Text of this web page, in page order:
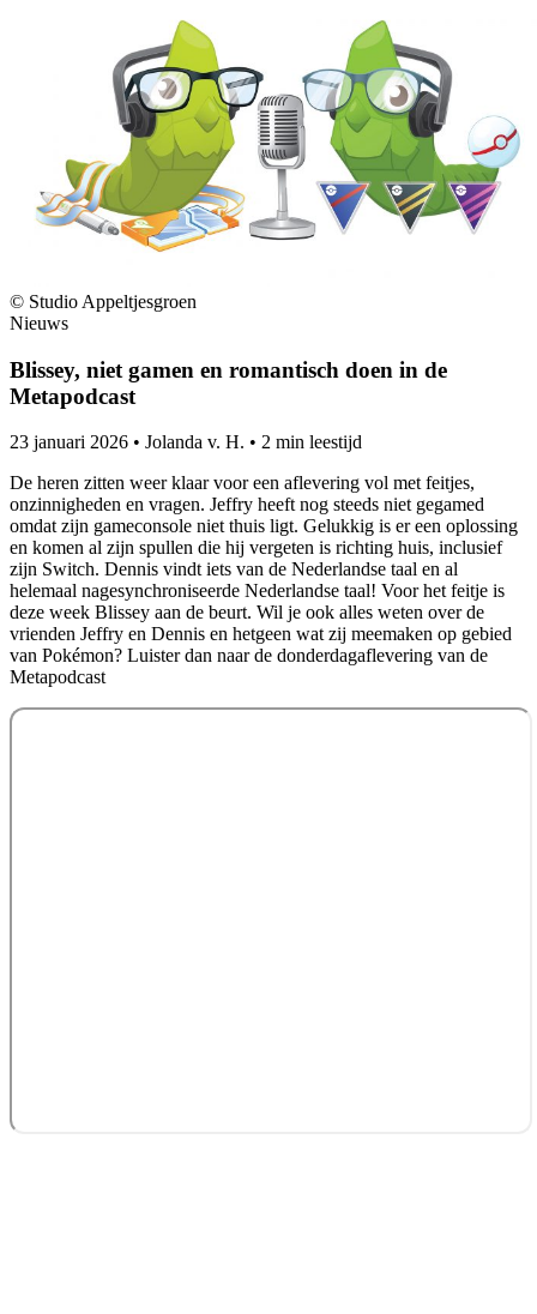
© Studio Appeltjesgroen
Nieuws
Blissey, niet gamen en romantisch doen in de
Metapodcast
23 januari 2026 • Jolanda v. H. • 2 min leestijd
De heren zitten weer klaar voor een aflevering vol met feitjes,
onzinnigheden en vragen. Jeffry heeft nog steeds niet gegamed
omdat zijn gameconsole niet thuis ligt. Gelukkig is er een oplossing
en komen al zijn spullen die hij vergeten is richting huis, inclusief
zijn Switch. Dennis vindt iets van de Nederlandse taal en al
helemaal nagesynchroniseerde Nederlandse taal! Voor het feitje is
deze week Blissey aan de beurt. Wil je ook alles weten over de
vrienden Jeffry en Dennis en hetgeen wat zij meemaken op gebied
van Pokémon? Luister dan naar de donderdagaflevering van de
Metapodcast